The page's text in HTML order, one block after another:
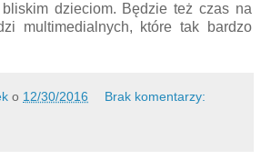
bliskim dzieciom. Będzie też czas na
multimedialnych, które tak bardzo
o 12/30/2016 Brak komentarzy: